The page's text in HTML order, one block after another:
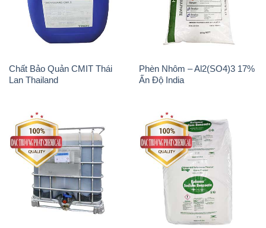
Chất Bảo Quản CMIT Thái
Lan Thailand
Phèn Nhôm – Al2(SO4)3 17%
Ấn Độ India